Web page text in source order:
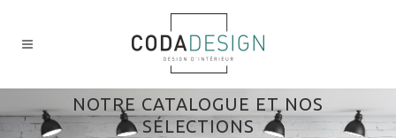
NOTRE CATALOGUE ET NOS
SÉLECTIONS